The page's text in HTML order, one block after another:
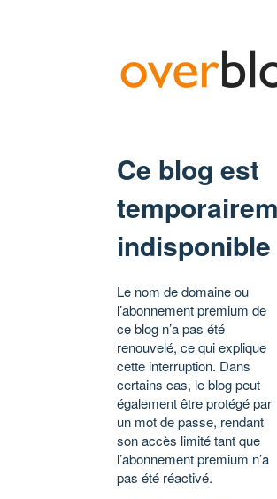
Ce blog est
indisponible
Le nom de domaine ou
l’abonnement premium de
ce blog n’a pas été
renouvelé, ce qui explique
cette interruption. Dans
certains cas, le blog peut
également être protégé par
un mot de passe, rendant
son accès limité tant que
l’abonnement premium n’a
pas été réactivé.